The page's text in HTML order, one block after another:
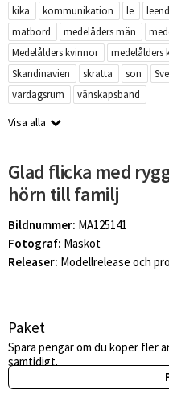
kika
kommunikation le
matbord
medelåders män
Medelålders kvinnor
medelålders
Skandinavien
skratta son
vardagsrum
vänskapsband
Visa alla
Glad flicka med
hörn till familj
Bildnummer: MA125141
Fotograf: Maskot
Releaser: Modellrelease och
Paket
Spara pengar om du köper fler
samtidigt.